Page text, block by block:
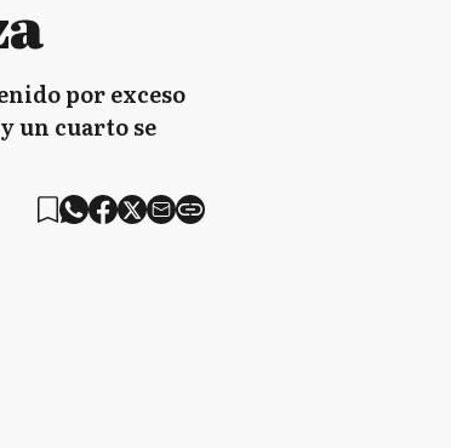
por exceso
un cuarto se